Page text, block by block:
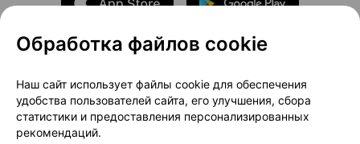
О проекте
Новости проекта
Размещение рекламы
Медицинский маркетинг
Публичный договор
Доставка
Обработка файлов cookie
Наш сайт использует файлы cookie для обеспечения
удобства пользователей сайта, его улучшения, сбора
статистики и предоставления персонализированных
рекомендаций.